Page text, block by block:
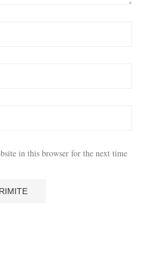
in this browser for the next time